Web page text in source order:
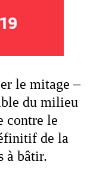
le mitage –
du milieu
contre le
de la
à bâtir.